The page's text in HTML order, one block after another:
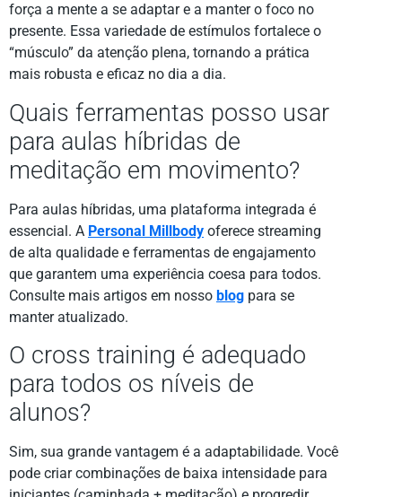
força a mente a se adaptar e a manter o foco no
presente. Essa variedade de estímulos fortalece o
“músculo” da atenção plena, tornando a prática
mais robusta e eficaz no dia a dia.
Quais ferramentas posso usar
para aulas híbridas de
meditação em movimento?
Para aulas híbridas, uma plataforma integrada é
essencial. A Personal Millbody oferece streaming
de alta qualidade e ferramentas de engajamento
que garantem uma experiência coesa para todos.
Consulte mais artigos em nosso blog para se
manter atualizado.
O cross training é adequado
para todos os níveis de
alunos?
Sim, sua grande vantagem é a adaptabilidade. Você
pode criar combinações de baixa intensidade para